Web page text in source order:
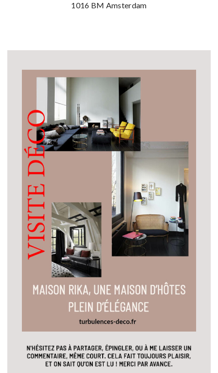
1016 BM Amsterdam